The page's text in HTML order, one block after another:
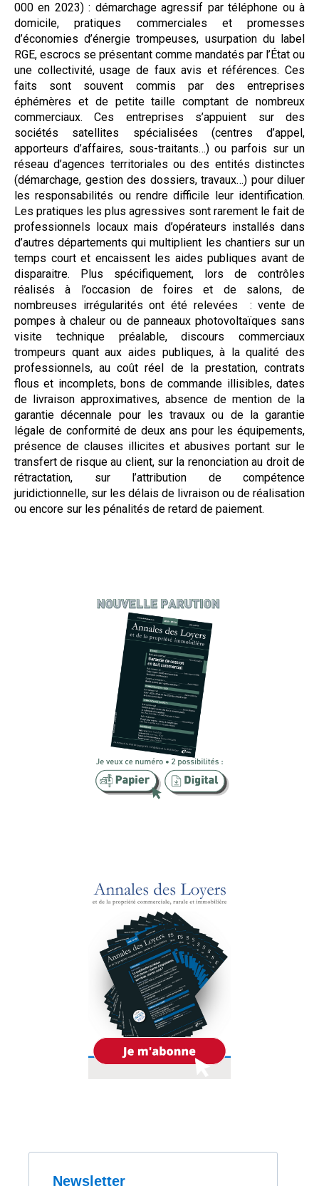
000 en 2023) : démarchage agressif par téléphone ou à
domicile, pratiques commerciales et promesses
d’économies d’énergie trompeuses, usurpation du label
RGE, escrocs se présentant comme mandatés par l’État ou
une collectivité, usage de faux avis et références. Ces
faits sont souvent commis par des entreprises
éphémères et de petite taille comptant de nombreux
commerciaux. Ces entreprises s’appuient sur des
sociétés satellites spécialisées (centres d’appel,
apporteurs d’affaires, sous-traitants…) ou parfois sur un
réseau d’agences territoriales ou des entités distinctes
(démarchage, gestion des dossiers, travaux…) pour diluer
les responsabilités ou rendre difficile leur identification.
Les pratiques les plus agressives sont rarement le fait de
professionnels locaux mais d’opérateurs installés dans
d’autres départements qui multiplient les chantiers sur un
temps court et encaissent les aides publiques avant de
disparaitre. Plus spécifiquement, lors de contrôles
réalisés à l’occasion de foires et de salons, de
nombreuses irrégularités ont été relevées
: vente de
pompes à chaleur ou de panneaux photovoltaïques sans
visite technique préalable, discours commerciaux
trompeurs quant aux aides publiques, à la qualité des
professionnels, au coût réel de la prestation, contrats
flous et incomplets, bons de commande illisibles, dates
de livraison approximatives, absence de mention de la
garantie décennale pour les travaux ou de la garantie
légale de conformité de deux ans pour les équipements,
présence de clauses illicites et abusives portant sur le
transfert de risque au client, sur la renonciation au droit de
rétractation, sur l’attribution de compétence
juridictionnelle, sur les délais de livraison ou de réalisation
ou encore sur les pénalités de retard de paiement.